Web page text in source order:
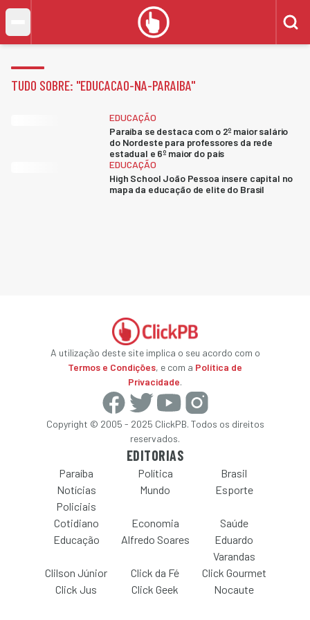
TUDO SOBRE: "EDUCACAO-NA-PARAIBA"
EDUCAÇÃO
Paraíba se destaca com o 2º maior salário
do Nordeste para professores da rede
estadual e 6º maior do país
EDUCAÇÃO
High School João Pessoa insere capital no
mapa da educação de elite do Brasil
A utilização deste site implica o seu acordo com o
Termos e Condições, e com a Política de
Privacidade.
Copyright © 2005 - 2025 ClickPB. Todos os direitos
reservados.
EDITORIAS
Paraíba Política
Brasil
Notícias
Policiais
Mundo Esporte
Cotidiano Economia
Saúde
Educação
Alfredo Soares
Eduardo
Varandas
Clilson Júnior
Click da Fé
Click Gourmet
Click Jus
Click Geek Nocaute